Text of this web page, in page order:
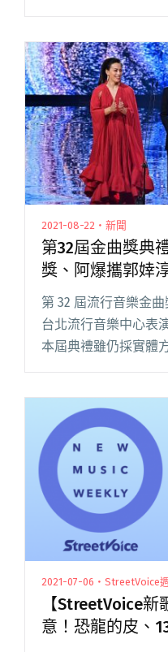
多元性別」，用兩個
平權大平台閱讀全文
座 邀HUSH等人談流
2021-08-22・新聞
第32屆金曲獎典
獎、阿爆攜郭婞
獎⋯⋯
第 32 屆流行音樂金
台北流行音樂中心表
本屆典禮雖仍採實體
載」為原則，不開放
道開始，時長六小時
典禮集錦：蛋堡奪兩
緯一同頒獎⋯⋯"
2021-07-06・StreetVoice
【StreetVoice
意！恐龍的皮、